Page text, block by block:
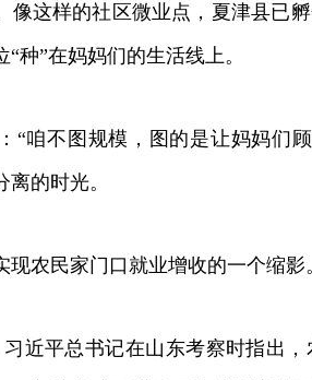
像这样的社区微业点，夏津县已
”在妈妈们的生活线上。
不图规模，图的是让妈妈们顾
的时光。
农民家门口就业增收的一个缩影
平总书记在山东考察时指出，